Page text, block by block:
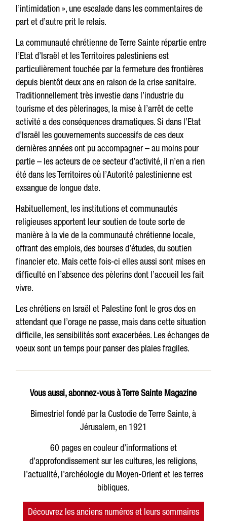
l’intimidation », une escalade dans les commentaires de
part et d’autre prit le relais.
La communauté chrétienne de Terre Sainte répartie entre
l’Etat d’Israël et les Territoires palestiniens est
particulièrement touchée par la fermeture des frontières
depuis bientôt deux ans en raison de la crise sanitaire.
Traditionnellement très investie dans l’industrie du
tourisme et des pèlerinages, la mise à l’arrêt de cette
activité a des conséquences dramatiques. Si dans l’Etat
d’Israël les gouvernements successifs de ces deux
dernières années ont pu accompagner – au moins pour
partie – les acteurs de ce secteur d’activité, il n’en a rien
été dans les Territoires où l’Autorité palestinienne est
exsangue de longue date.
Habituellement, les institutions et communautés
religieuses apportent leur soutien de toute sorte de
manière à la vie de la communauté chrétienne locale,
offrant des emplois, des bourses d’études, du soutien
financier etc. Mais cette fois-ci elles aussi sont mises en
difficulté en l’absence des pèlerins dont l’accueil les fait
vivre.
Les chrétiens en Israël et Palestine font le gros dos en
attendant que l’orage ne passe, mais dans cette situation
difficile, les sensibilités sont exacerbées. Les échanges de
voeux sont un temps pour panser des plaies fragiles.
Vous aussi, abonnez-vous à Terre Sainte Magazine
Bimestriel fondé par la Custodie de Terre Sainte, à
Jérusalem, en 1921
60 pages en couleur d’informations et
d’approfondissement sur les cultures, les religions,
l’actualité, l’archéologie du Moyen-Orient et les terres
bibliques.
Découvrez les anciens numéros et leurs sommaires